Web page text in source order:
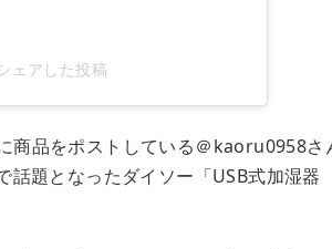
ェアした投稿
品をポストしている＠kaoru0958さ
題となったダイソー「USB式加湿器